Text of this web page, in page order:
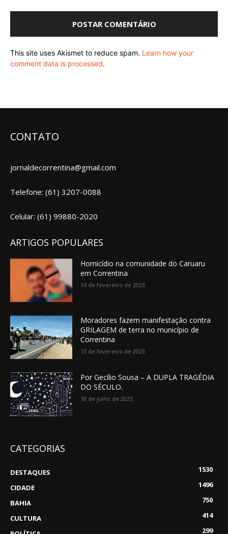
This site uses Akismet to reduce spam. Learn how your
comment data is processed.
CONTATO
jornaldecorrentina@gmail.com
Telefone: (61) 3207-0088
Celular: (61) 99880-2020
ARTIGOS POPULARES
Homicídio na comunidade do Caruaru
em Correntina
14 de fevereiro de 2023
Moradores fazem manifestação contra
GRILAGEM de terra no município de
Correntina
13 de fevereiro de 2023
Por Gecílio Sousa – A DUPLA TRAGÉDIA
DO SÉCULO.
18 de julho de 2025
CATEGORIAS
DESTAQUES
1530
CIDADE
1496
BAHIA
750
CULTURA
414
299